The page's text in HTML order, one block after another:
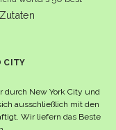
Zutaten
CITY
durch New York City und
ausschließlich mit den
Wir liefern das Beste